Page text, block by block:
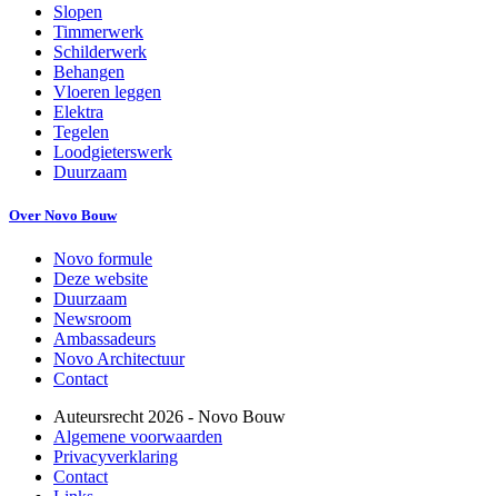
Slopen
Timmerwerk
Schilderwerk
Behangen
Vloeren leggen
Elektra
Tegelen
Loodgieterswerk
Duurzaam
Over Novo Bouw
Novo formule
Deze website
Duurzaam
Newsroom
Ambassadeurs
Novo Architectuur
Contact
Auteursrecht 2026 - Novo Bouw
Algemene voorwaarden
Privacyverklaring
Contact